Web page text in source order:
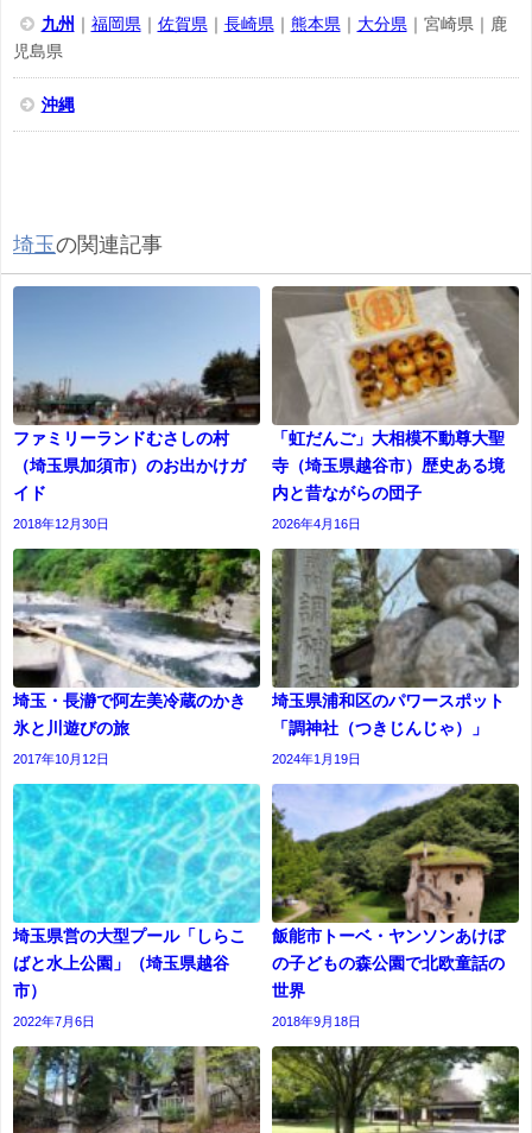
九州 福岡県 佐賀県 長崎県 熊本県 大分県 ｜宮崎県｜鹿
児島県
沖縄
埼玉の関連記事
ファミリーランドむさしの村
（埼玉県加須市）のお出かけガ
イド
2018年12月30日
「虹だんご」大相模不動尊大聖
寺（埼玉県越谷市）歴史ある境
内と昔ながらの団子
2026年4月16日
埼玉・長瀞で阿左美冷蔵のかき
氷と川遊びの旅
2017年10月12日
埼玉県浦和区のパワースポット
「調神社（つきじんじゃ）」
2024年1月19日
埼玉県営の大型プール「しらこ
ばと水上公園」（埼玉県越谷
市）
2022年7月6日
飯能市トーベ・ヤンソンあけぼ
の子どもの森公園で北欧童話の
世界
2018年9月18日